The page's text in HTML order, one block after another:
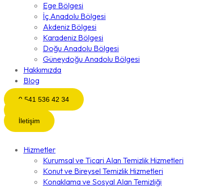
Ege Bölgesi
İç Anadolu Bölgesi
Akdeniz Bölgesi
Karadeniz Bölgesi
Doğu Anadolu Bölgesi
Güneydoğu Anadolu Bölgesi
Hakkımızda
Blog
0 541 536 42 34
İletişim
Hizmetler
Kurumsal ve Ticari Alan Temizlik Hizmetleri
Konut ve Bireysel Temizlik Hizmetleri
Konaklama ve Sosyal Alan Temizliği